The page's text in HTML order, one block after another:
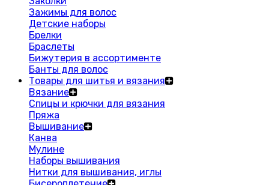
Зажимы для волос
Детские наборы
Брелки
Браслеты
Бижутерия в ассортименте
Банты для волос
Товары для шитья и вязания
Вязание
Спицы и крючки для вязания
Пряжа
Вышивание
Канва
Мулине
Наборы вышивания
Нитки для вышивания, иглы